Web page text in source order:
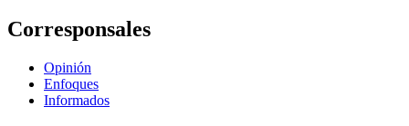
Corresponsales
Opinión
Enfoques
Informados